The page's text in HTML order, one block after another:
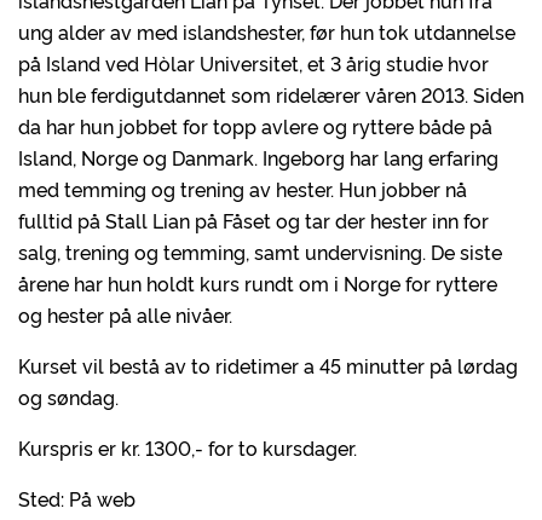
ung alder av med islandshester, før hun tok utdannelse
på Island ved Hòlar Universitet, et 3 årig studie hvor
hun ble ferdigutdannet som ridelærer våren 2013. Siden
da har hun jobbet for topp avlere og ryttere både på
Island, Norge og Danmark. Ingeborg har lang erfaring
med temming og trening av hester. Hun jobber nå
fulltid på Stall Lian på Fåset og tar der hester inn for
salg, trening og temming, samt undervisning. De siste
årene har hun holdt kurs rundt om i Norge for ryttere
og hester på alle nivåer.
Kurset vil bestå av to ridetimer a 45 minutter på lørdag
og søndag.
Kurspris er kr. 1300,- for to kursdager.
Sted: På web